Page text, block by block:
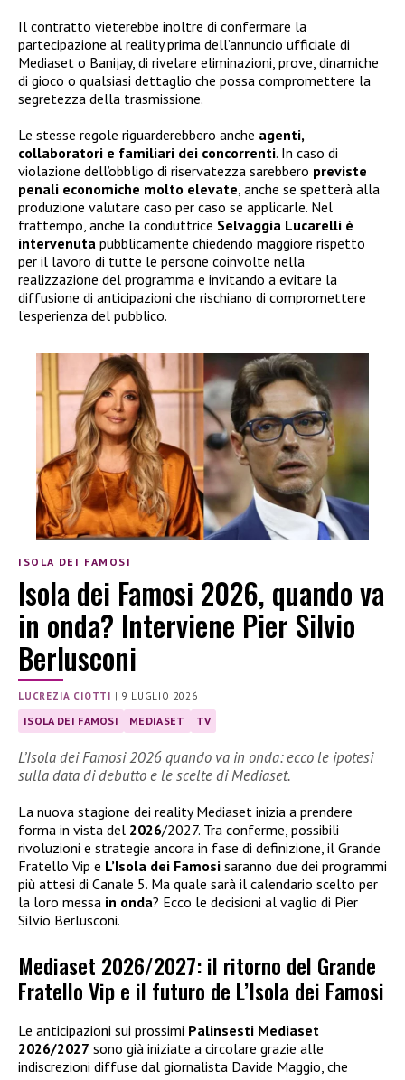
Il contratto vieterebbe inoltre di confermare la
partecipazione al reality prima dell’annuncio ufficiale di
Mediaset o Banijay, di rivelare eliminazioni, prove, dinamiche
di gioco o qualsiasi dettaglio che possa compromettere la
segretezza della trasmissione.
Le stesse regole riguarderebbero anche agenti,
collaboratori e familiari dei concorrenti. In caso di
violazione dell’obbligo di riservatezza sarebbero previste
penali economiche molto elevate , anche se spetterà alla
produzione valutare caso per caso se applicarle. Nel
frattempo, anche la conduttrice Selvaggia Lucarelli è
intervenuta pubblicamente chiedendo maggiore rispetto
per il lavoro di tutte le persone coinvolte nella
realizzazione del programma e invitando a evitare la
diffusione di anticipazioni che rischiano di compromettere
l’esperienza del pubblico.
ISOLA DEI FAMOSI
Isola dei Famosi 2026, quando va
in onda? Interviene Pier Silvio
Berlusconi
LUCREZIA CIOTTI | 9 LUGLIO 2026
ISOLA DEI FAMOSI MEDIASET TV
L’Isola dei Famosi 2026 quando va in onda: ecco le ipotesi
sulla data di debutto e le scelte di Mediaset.
La nuova stagione dei reality Mediaset inizia a prendere
forma in vista del 2026/2027. Tra conferme, possibili
rivoluzioni e strategie ancora in fase di definizione, il Grande
Fratello Vip e L’Isola dei Famosi saranno due dei programmi
più attesi di Canale 5. Ma quale sarà il calendario scelto per
la loro messa in onda? Ecco le decisioni al vaglio di Pier
Silvio Berlusconi.
Mediaset 2026/2027: il ritorno del Grande
Fratello Vip e il futuro de L’Isola dei Famosi
Le anticipazioni sui prossimi Palinsesti Mediaset
2026/2027 sono già iniziate a circolare grazie alle
indiscrezioni diffuse dal giornalista Davide Maggio, che